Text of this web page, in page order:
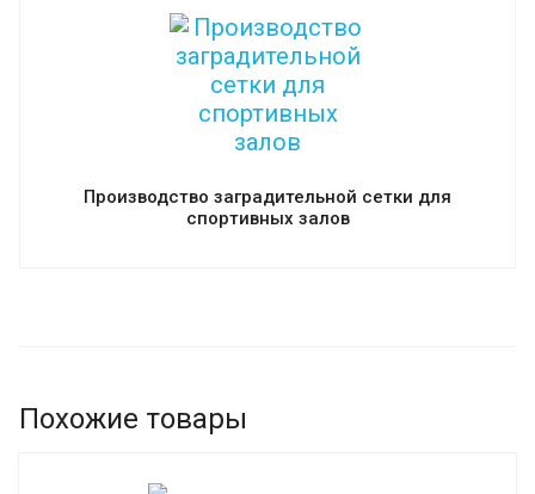
Производство заградительной сетки для
спортивных залов
Похожие товары